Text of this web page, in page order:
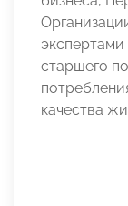
старшего
качества